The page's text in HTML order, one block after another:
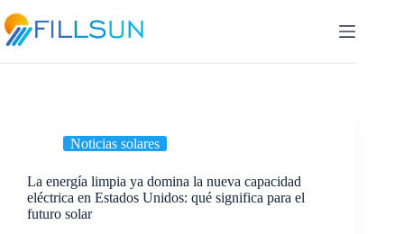
to
content
Noticias solares
La energía limpia ya domina la nueva capacidad
eléctrica en Estados Unidos: qué significa para el
futuro solar